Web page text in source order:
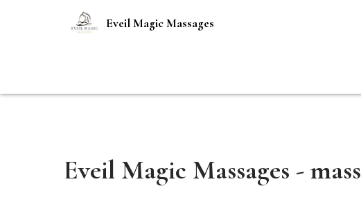
Eveil Magic Massages
Eveil Magic Massages -